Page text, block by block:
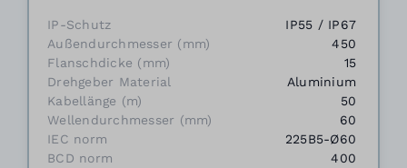
IP-Schutz
IP55 / IP67
Außendurchmesser (mm)
450
Flanschdicke (mm)
15
Drehgeber Material
Aluminium
Kabellänge (m)
50
Wellendurchmesser (mm)
60
IEC norm
225B5-Ø60
BCD norm
400